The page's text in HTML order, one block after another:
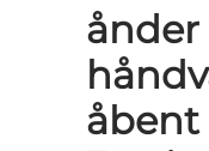
ånder